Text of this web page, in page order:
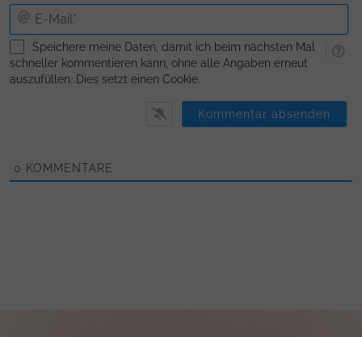
E-
Speichere meine Daten, damit ich beim nächsten Mal
schneller kommentieren kann, ohne alle Angaben erneut
auszufüllen. Dies setzt einen Cookie.
0 KOMMENTARE